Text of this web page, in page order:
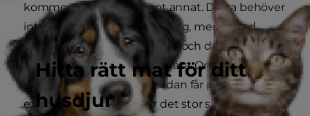
Hitta rätt mat för ditt
husdjur
kommer att vilja äta något annat. Detta behöver
inte vara ett stort problem i sig, men ibland
förändras omständigheterna och du kan behöva
ge din katt något annat att äta. Om din katt har
fastnat för torrfoder och sedan får problem med
exempelvis urinsten, gör det stor skillnad att